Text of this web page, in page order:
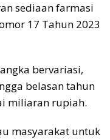
sediaan farmasi
17 Tahun 2023
bervariasi,
belasan tahun
miliaran rupiah.
masyarakat untuk